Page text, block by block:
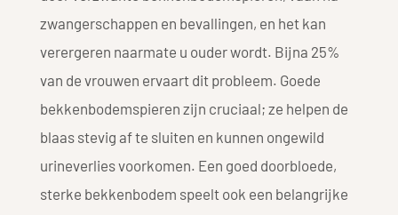
zwangerschappen en bevallingen, en het kan
verergeren naarmate u ouder wordt. Bijna 25%
van de vrouwen ervaart dit probleem. Goede
bekkenbodemspieren zijn cruciaal; ze helpen de
blaas stevig af te sluiten en kunnen ongewild
urineverlies voorkomen. Een goed doorbloede,
sterke bekkenbodem speelt ook een belangrijke